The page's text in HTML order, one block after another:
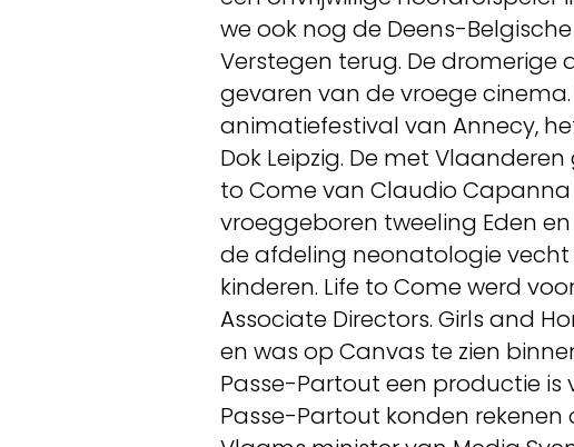
we ook nog de Deens-
Verstegen terug. De
gevaren van de vroege
animatiefestival van Annecy,
Dok Leipzig. De met
to Come van Claudio
vroeggeboren tweeling Eden
de afdeling neonatologie
kinderen. Life to Come werd
Associate Directors. Girls and
en was op Canvas te zien
Passe-Partout een productie is
Passe-Partout konden